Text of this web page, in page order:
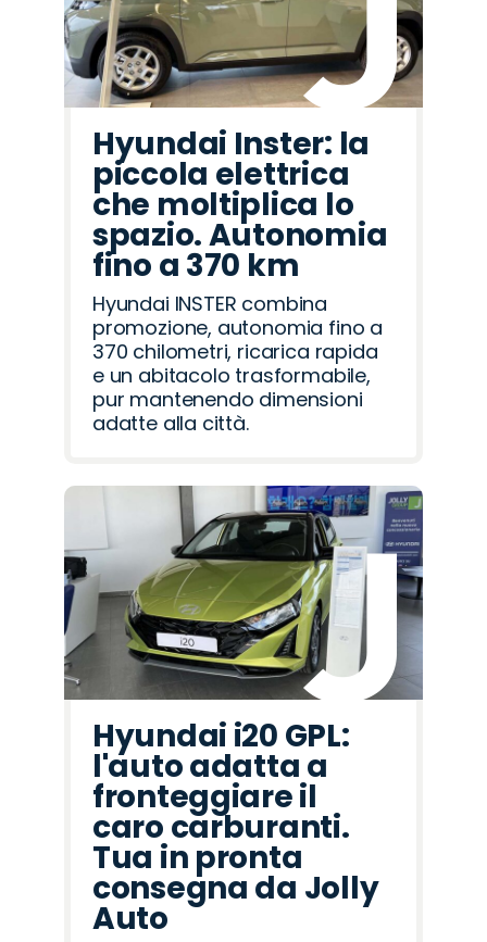
Hyundai Inster: la
piccola elettrica
che moltiplica lo
spazio. Autonomia
fino a 370 km
Hyundai INSTER combina
promozione, autonomia fino a
370 chilometri, ricarica rapida
e un abitacolo trasformabile,
pur mantenendo dimensioni
adatte alla città.
Hyundai i20 GPL:
l'auto adatta a
fronteggiare il
caro carburanti.
Tua in pronta
consegna da Jolly
Auto